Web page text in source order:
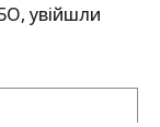
увійшли